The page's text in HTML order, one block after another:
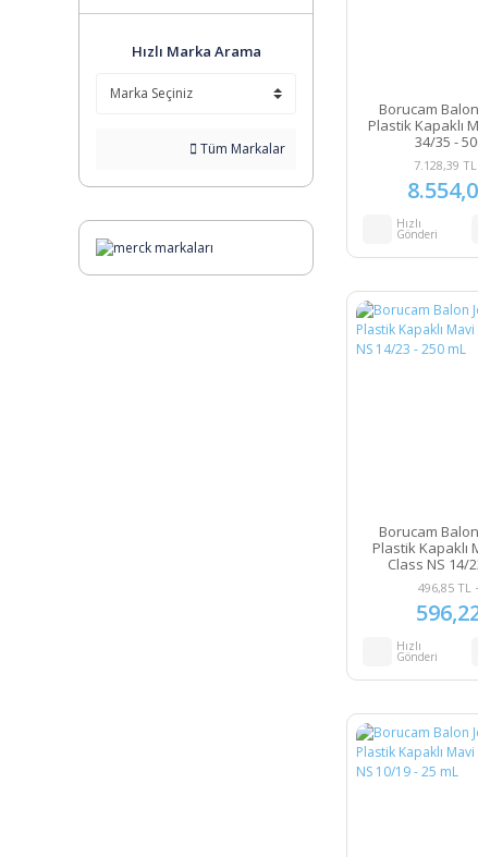
Hızlı Marka Arama
Tüm Markalar
Borucam
Plastik Kapaklı
34/35 -
7.128,39
Hızlı
Gönderi
Borucam
Plastik Kapaklı
Class NS 14/
496,85 TL
Hızlı
Gönderi